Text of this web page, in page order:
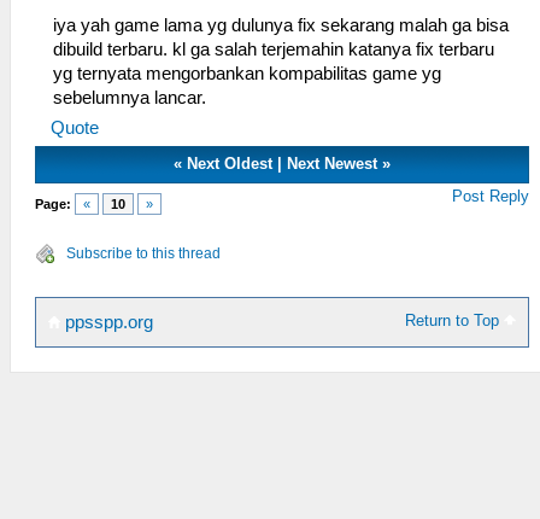
iya yah game lama yg dulunya fix sekarang malah ga bisa
dibuild terbaru. kl ga salah terjemahin katanya fix terbaru
yg ternyata mengorbankan kompabilitas game yg
sebelumnya lancar.
Quote
«Next Oldest|Next Newest »
Page: « 10 » Post Reply
Subscribe to this thread
Return to Top
ppsspp.org